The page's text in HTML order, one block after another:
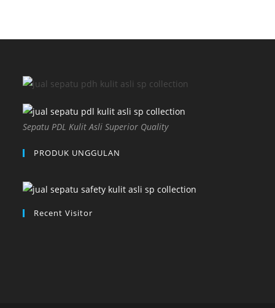
Sepatu PDL Kulit Asli Superior Quality
PRODUK UNGGULAN
Recent Visitor